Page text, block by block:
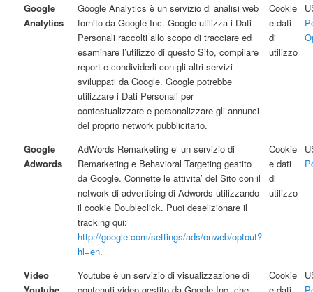
Google
Analytics
Google Analytics è un servizio di analisi web
fornito da Google Inc. Google utilizza i Dati
Personali raccolti allo scopo di tracciare ed
esaminare l’utilizzo di questo Sito, compilare
report e condividerli con gli altri servizi
sviluppati da Google. Google potrebbe
utilizzare i Dati Personali per
contestualizzare e personalizzare gli annunci
del proprio network pubblicitario.
Cookie
e dati
di
utilizzo
Google
Adwords
AdWords Remarketing e’ un servizio di
Remarketing e Behavioral Targeting gestito
da Google. Connette le attivita’ del Sito con il
network di advertising di Adwords utilizzando
il cookie Doubleclick. Puoi deselizionare il
tracking qui:
http://google.com/settings/ads/onweb/optout?
hl=en.
Cookie
e dati
di
utilizzo
Video
Youtube
Youtube è un servizio di visualizzazione di
contenuti video gestito da Google Inc. che
Cookie
e dati